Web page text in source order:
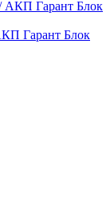
Гарант Блок